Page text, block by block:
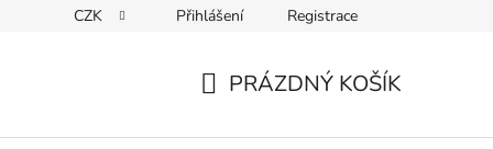
Podmínky ochrany osobních údajů
CZK Přihlášení Registrace
PRÁZDNÝ KOŠÍK